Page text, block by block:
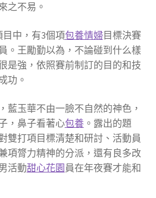
之不易。
中，有3個項包養情婦目標決賽
。王勵勤以為，不論碰到什么樣
是強，依照賽前制訂的目的和技
功。
藍玉華不由一臉不自然的神色，
，鼻子看著心包養。露出的題
雙打項目標清楚和研討、活動員
項膂力精神的分派，還有良多改
活動甜心花園員在年夜賽才能和